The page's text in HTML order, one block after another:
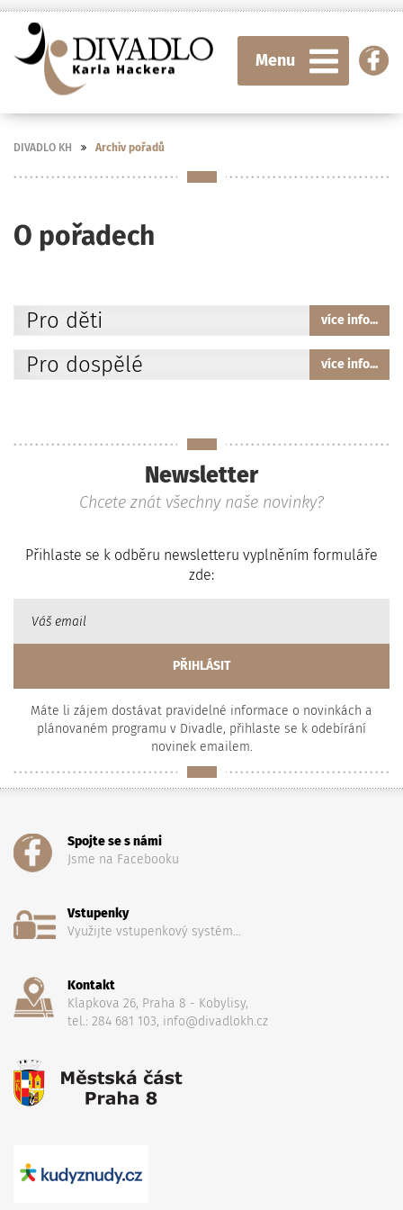
Menu
DIVADLO KH Archiv pořadů
O pořadech
Pro děti více info...
Pro dospělé více info...
Newsletter
Chcete znát všechny naše novinky?
Přihlaste se k odběru newsletteru vyplněním formuláře
zde:
Máte li zájem dostávat pravidelné informace o novinkách a
plánovaném programu v Divadle, přihlaste se k odebírání
novinek emailem.
Spojte se s námi
Jsme na Facebooku
Vstupenky
Využijte vstupenkový systém...
Kontakt
Klapkova 26, Praha 8 - Kobylisy,
tel.: 284 681 103, info@divadlokh.cz